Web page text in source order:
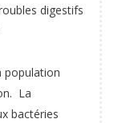
digestifs
population
La
bactéries